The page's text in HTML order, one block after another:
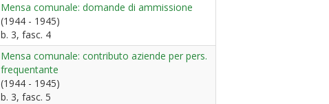
Mensa comunale: domande di ammissione
(1944 - 1945)
b. 3, fasc. 4
Mensa comunale: contributo aziende per pers.
frequentante
(1944 - 1945)
b. 3, fasc. 5